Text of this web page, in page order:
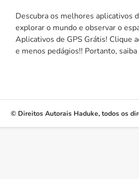
Descubra os melhores aplicativos
explorar o mundo e observar o
Aplicativos de GPS Grátis! Clique
e menos pedágios!! Portanto,
© Direitos Autorais Haduke, todos os